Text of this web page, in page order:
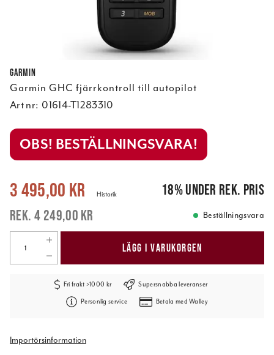
Garmin
Garmin GHC fjärrkontroll till autopilot
Art nr: 01614-T1283310
OBS! BESTÄLLNINGSVARA!
Nuvarande pris: 3 495,00 kr 4 249,00 kr
3 495,00 kr
4 249,00 kr
Historik 18%under rek. pris
Beställningsvara
LÄGG I VARUKORGEN
Fri frakt >1000 kr Supersnabba leveranser
Personlig service Betala med Walley
Importörsinformation